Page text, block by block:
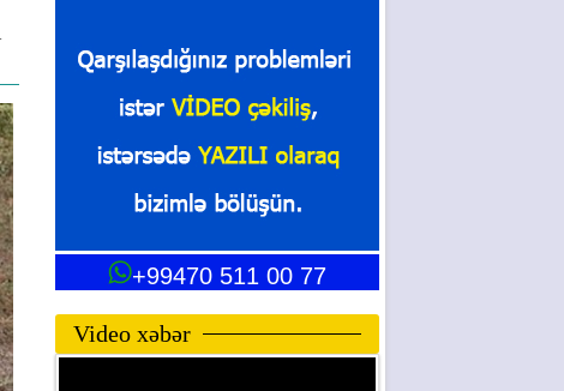
+99470 511 00 77
Video xəbər